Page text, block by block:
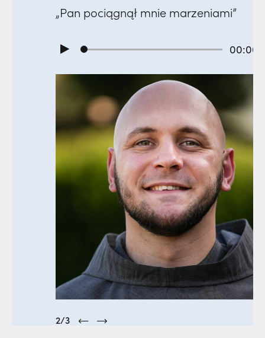
„Pan pociągnął mnie marzeniami”
00:00
2/3